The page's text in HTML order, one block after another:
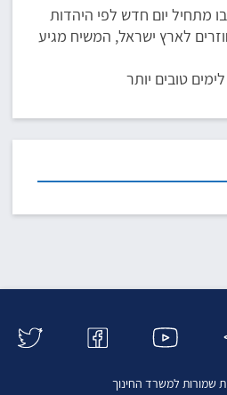
מתחיל יום חדש לפי היהדות
לארץ ישראל, המשיח מגיע
טובים יותר
שמורות למשרד החינוך